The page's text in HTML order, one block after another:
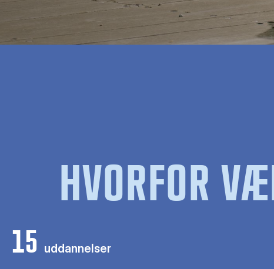
HVORFOR
15 uddannelser